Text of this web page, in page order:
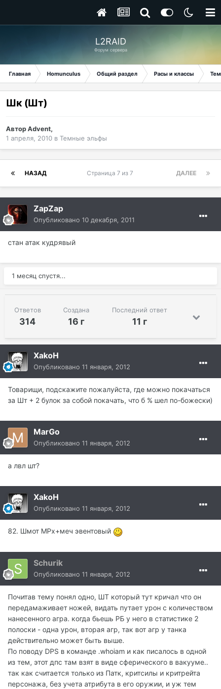
L2RAID
Форум сервера
Главная Homunculus Общий раздел Расы и классы
Шк (Шт)
АвторAdvent,
1 апреля, 2010 в Темные эльфы
НАЗАД ДАЛЕЕ
Страница 7 из 7
ZapZap
Опубликовано 10 декабря, 2011
стан атак кудрявый
1 месяц спустя...
Ответов
314
Создана
16 г
Последний ответ
11 г
XakoH
Опубликовано 11 января, 2012
Товарищи, подскажите пожалуйста, где можно покачаться
за Шт + 2 булок за собой покачать, что б % шел по-божески)
MarGo
Опубликовано 11 января, 2012
а лвл шт?
XakoH
Опубликовано 11 января, 2012
82. Шмот МРх+меч эвентовый
Schurik
Опубликовано 11 января, 2012
Почитав тему понял одно, ШТ который тут кричал что он
передамаживает ножей, видать путает урон с количеством
нанесенного агра. когда бьешь РБ у него в статистике 2
полоски - одна урон, вторая агр, так вот агр у танка
действительно может быть выше.
По поводу DPS в команде .whoiam и как писалось в одной
из тем, этот дпс там взят в виде сферического в вакууме..
так как считается только из Патк, критсилы и критрейта
персонажа, без учета атрибута в его оружии, и уж тем